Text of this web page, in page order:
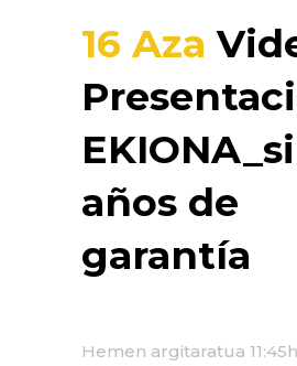
16 Aza
años de
garantía
Hemen argitaratua 11:45h